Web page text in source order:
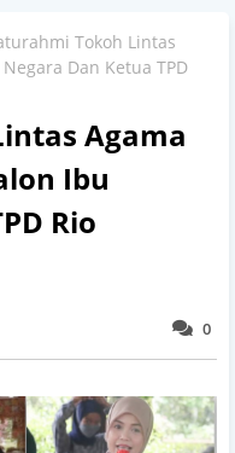
Tokoh Lintas
Dan Ketua TPD
Agama
Ibu
Rio
0